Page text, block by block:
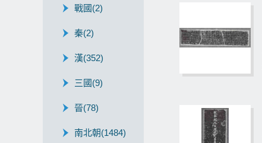
戰國(2)
秦(2)
漢(352)
三國(9)
晉(78)
南北朝(1484)